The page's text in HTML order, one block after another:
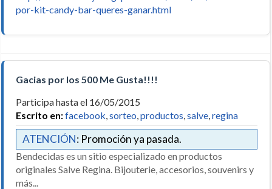
por-kit-candy-bar-queres-ganar.html
Gacias por los 500 Me Gusta!!!!
Participa hasta el 16/05/2015
Escrito en:facebook,sorteo,productos,salve,regina
ATENCIÓN: Promoción ya pasada.
Bendecidas es un sitio especializado en productos
originales Salve Regina. Bijouterie, accesorios, souvenirs y
más...